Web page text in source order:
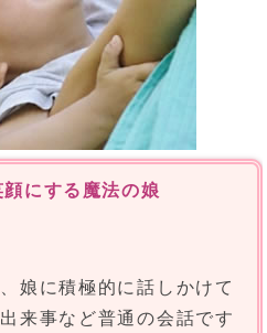
にする魔法の娘
娘に積極的に話しかけて
来事など普通の会話です